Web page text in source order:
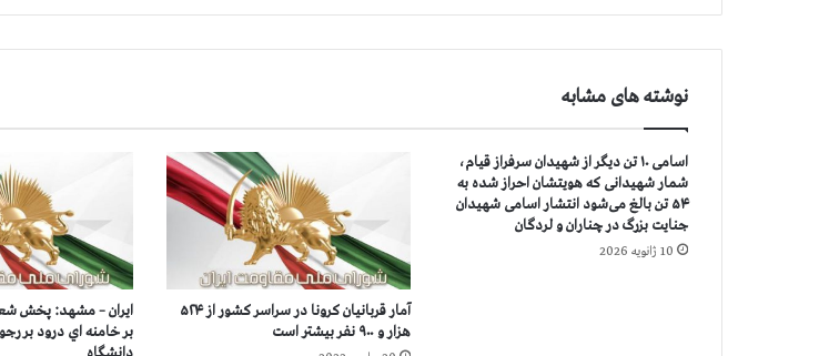
ك
ا
د
ر
س
ر
ا
س
ك
د
س
ر
ا
س
ر
ك
ش
نوشته های مشابه
اسامی ۱۰ تن دیگر از شهیدان سرفراز قیام،
شمار شهیدانی که هویتشان احراز شده به
۵۴ تن بالغ می‌شود انتشار اسامی شهیدان
جنایت بزرگ در چناران و لردگان
10 ژانویه 2026
آمار قربانيان كرونا در سراسر كشور از ۵۲۴
هزار و ۹۰۰ نفر بيشتر است
ایران – مشهد: پخش
بر خامنه اي درود بر